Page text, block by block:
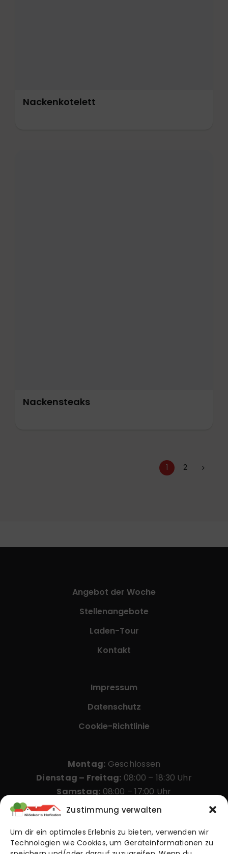
Zustimmung verwalten
Um dir ein optimales Erlebnis zu bieten, verwenden wir
Technologien wie Cookies, um Geräteinformationen zu
Nackenkotelett
Nackensteaks
1 2
Angebot der Woche
Stellenangebote
Laden-Tour
Kontakt
Impressum
Datenschutz
Cookie-Richtlinie
Montag: Geschlossen
Dienstag – Freitag: 08:00 – 18:30 Uhr
Samstag: 08:00 – 17:00 Uhr
Sonntag & Feiertage: 10:00 – 17:00 Uhr
Feiertagen ggf. abweichend)